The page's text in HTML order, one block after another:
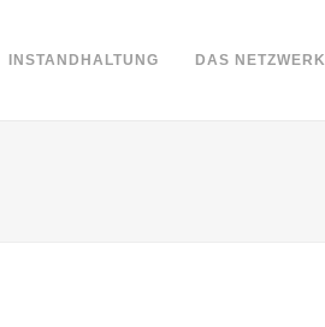
INSTANDHALTUNG DAS NETZWERK